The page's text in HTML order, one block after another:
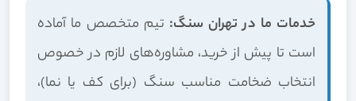
خدمات ما در تهران سنگ: تیم متخصص ما آماده
است تا پیش از خرید، مشاوره‌های لازم در خصوص
انتخاب ضخامت مناسب سنگ (برای کف یا نما)،